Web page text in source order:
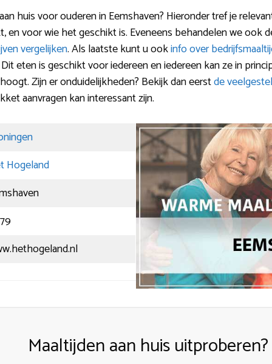
huis voor ouderen in Eemshaven? Hieronder tref je
en voor wie het geschikt is. Eveneens behandelen we ook
vergelijken. Als laatste kunt u ookinfo over
eten is geschikt voor iedereen en iedereen kan ze in
Zijn er onduidelijkheden? Bekijk dan eerstde
aanvragen kan interessant zijn.
Hogeland
Maaltijden aan huis uitproberen?